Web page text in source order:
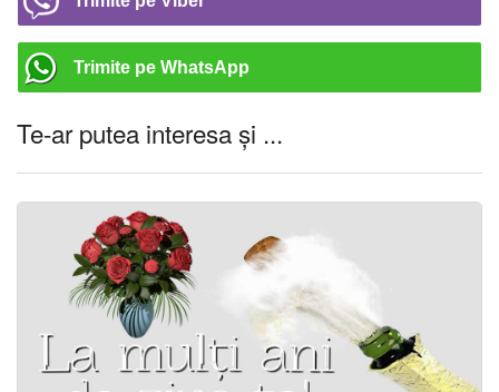
Trimite pe WhatsApp
Te-ar putea interesa și ...